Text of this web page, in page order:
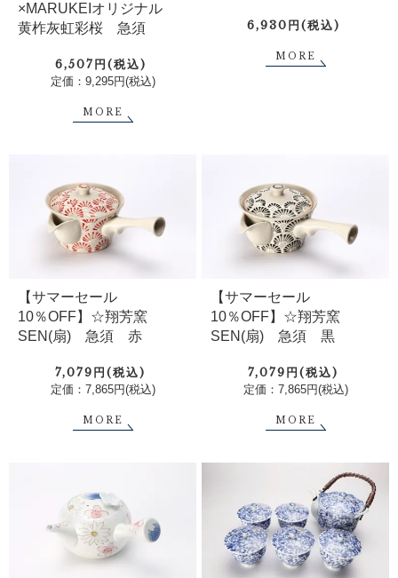
×MARUKEIオリジナル
黄柞灰虹彩桜 急須
6,507円(税込)
定価：9,295円(税込)
MORE
6,930円(税込)
MORE
【サマーセール
10％OFF】☆翔芳窯
SEN(扇) 急須 赤
7,079円(税込)
定価：7,865円(税込)
MORE
【サマーセール
10％OFF】☆翔芳窯
SEN(扇) 急須 黒
7,079円(税込)
定価：7,865円(税込)
MORE